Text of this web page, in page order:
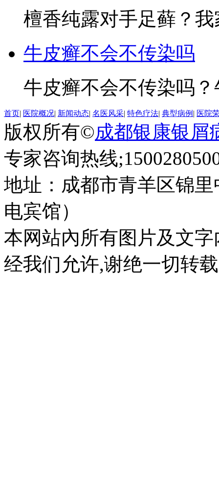
檀香纯露对手足藓？
牛皮癣不会不传染吗
牛皮癣不会不传染吗
首页| 医院概况| 新闻动态| 名医风采| 特色疗法| 典型病例 | 医院
版权所有©成都银康银屑
专家咨询热线
地址：成都市青羊区锦
电宾馆）
本网站內所有图片及文
经我们允许,谢绝一切转载